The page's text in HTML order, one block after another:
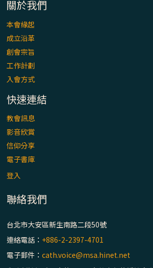
主教座堂(下)
「禧年 來~」第十四集：
救》通諭中的「希望」 /
關於我們
本會緣起
成立沿革
創會宗旨
工作計劃
入會方式
快速連結
教會訊息
影音欣賞
信仰分享
電子書庫
登入
聯絡我們
台北市大安區新生南路二段50號
連絡電話： +886-2-2397-4701
電子郵件：cath.voice@msa.hinet.net